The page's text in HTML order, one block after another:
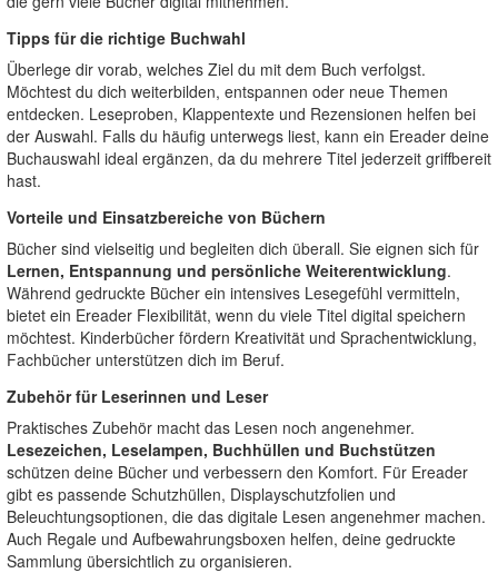
Tipps für die richtige Buchwahl
Überlege dir vorab, welches Ziel du mit dem Buch verfolgst.
Möchtest du dich weiterbilden, entspannen oder neue Themen
entdecken. Leseproben, Klappentexte und Rezensionen helfen bei
der Auswahl. Falls du häufig unterwegs liest, kann ein Ereader deine
Buchauswahl ideal ergänzen, da du mehrere Titel jederzeit griffbereit
hast.
Vorteile und Einsatzbereiche von Büchern
Bücher sind vielseitig und begleiten dich überall. Sie eignen sich für
Lernen, Entspannung und persönliche Weiterentwicklung.
Während gedruckte Bücher ein intensives Lesegefühl vermitteln,
bietet ein Ereader Flexibilität, wenn du viele Titel digital speichern
möchtest. Kinderbücher fördern Kreativität und Sprachentwicklung,
Fachbücher unterstützen dich im Beruf.
Zubehör für Leserinnen und Leser
Praktisches Zubehör macht das Lesen noch angenehmer.
Lesezeichen, Leselampen, Buchhüllen und Buchstützen
schützen deine Bücher und verbessern den Komfort. Für Ereader
gibt es passende Schutzhüllen, Displayschutzfolien und
Beleuchtungsoptionen, die das digitale Lesen angenehmer machen.
Auch Regale und Aufbewahrungsboxen helfen, deine gedruckte
Sammlung übersichtlich zu organisieren.